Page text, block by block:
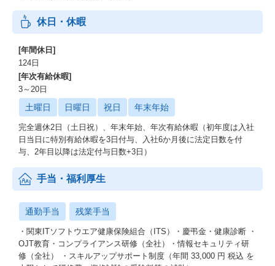
休日・休暇
[年間休日]
124日
[年次有給休暇]
3～20日
土曜日 日曜日 祝日 年末年始
完全週休2日（土日祝）、年末年始、年次有給休暇（初年度は入社
日当日に特別有給休暇を3日付与、入社6か月後に法定日数を付
与、2年目以降は法定付与日数+3日）
手当・福利厚生
通勤手当 残業手当
・関東ITソフトウエア健康保険組合（ITS）・慶弔金・健康診断 ・
OJT教育・コンプライアンス研修（全社）・情報セキュリティ研
修（全社） ・スキルアップサポート制度（年間 33,000 円 税込 を